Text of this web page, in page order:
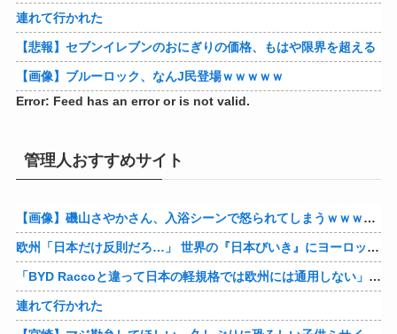
連れて行かれた
【悲報】セブンイレブンのおにぎりの価格、もはや限界を超える
【画像】ブルーロック、なんJ民登場ｗｗｗｗｗ
Error: Feed has an error or is not valid.
管理人おすすめサイト
【画像】磯山さやかさん、入浴シーンで怒られてしまうｗｗｗｗｗｗ
欧州「日本だけ反則だろ…」 世界の『日本びいき』にヨーロッパ全土から不満の声
「BYD Raccoと違って日本の軽規格では欧州には通用しない」と自動車系ライターが示唆、だが速攻で反例を提示されて即落ち二コマ状態に……
連れて行かれた